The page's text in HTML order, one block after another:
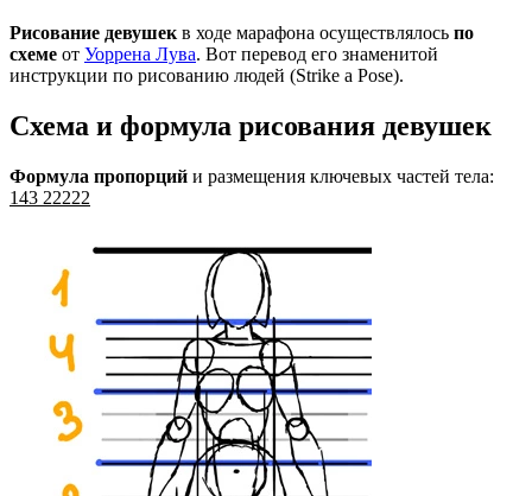
Рисование девушек в ходе марафона осуществлялось по
схеме от Уоррена Лува. Вот перевод его знаменитой
инструкции по рисованию людей (Strike a Pose).
Схема и формула рисования девушек
Формула пропорций и размещения ключевых частей тела:
143 22222